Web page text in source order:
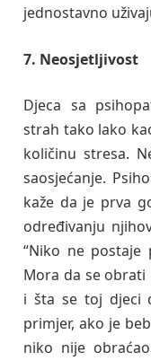
jednostavno
7. Neosjetljivost
Djeca sa
strah tako lako
količinu stresa.
saosjećanje.
kaže da je prva
određivanju
“Niko ne postaje
Mora da se obrati
i šta se toj djeci
primjer, ako je
niko nije